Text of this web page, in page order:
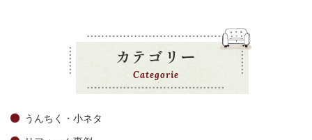
カテゴリー
Categorie
うんちく・小ネタ